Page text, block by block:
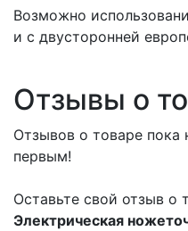
Возможно
и с двусторонней
Отзывы о
Отзывов о товаре пока
первым!
Оставьте свой отзыв о
Электрическая